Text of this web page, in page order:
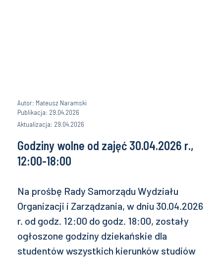
Autor: Mateusz Naramski
Publikacja: 29.04.2026
Aktualizacja: 29.04.2026
Godziny wolne od zajęć 30.04.2026 r.,
12:00-18:00
Na prośbę Rady Samorządu Wydziału
Organizacji i Zarządzania, w dniu 30.04.2026
r. od godz. 12:00 do godz. 18:00, zostały
ogłoszone godziny dziekańskie dla
studentów wszystkich kierunków studiów